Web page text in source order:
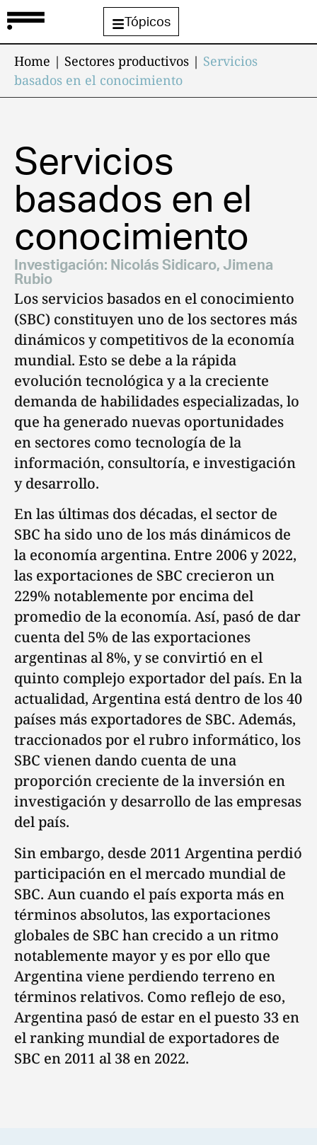
Tópicos
Home | Sectores productivos | Servicios
basados en el conocimiento
Servicios
basados en el
conocimiento
Investigación: Nicolás Sidicaro, Jimena
Rubio
Los servicios basados en el conocimiento
(SBC) constituyen uno de los sectores más
dinámicos y competitivos de la economía
mundial. Esto se debe a la rápida
evolución tecnológica y a la creciente
demanda de habilidades especializadas, lo
que ha generado nuevas oportunidades
en sectores como tecnología de la
información, consultoría, e investigación
y desarrollo.
En las últimas dos décadas, el sector de
SBC ha sido uno de los más dinámicos de
la economía argentina. Entre 2006 y 2022,
las exportaciones de SBC crecieron un
229% notablemente por encima del
promedio de la economía. Así, pasó de dar
cuenta del 5% de las exportaciones
argentinas al 8%, y se convirtió en el
quinto complejo exportador del país. En la
actualidad, Argentina está dentro de los 40
países más exportadores de SBC. Además,
traccionados por el rubro informático, los
SBC vienen dando cuenta de una
proporción creciente de la inversión en
investigación y desarrollo de las empresas
del país.
Sin embargo, desde 2011 Argentina perdió
participación en el mercado mundial de
SBC. Aun cuando el país exporta más en
términos absolutos, las exportaciones
globales de SBC han crecido a un ritmo
notablemente mayor y es por ello que
Argentina viene perdiendo terreno en
términos relativos. Como reflejo de eso,
Argentina pasó de estar en el puesto 33 en
el ranking mundial de exportadores de
SBC en 2011 al 38 en 2022.